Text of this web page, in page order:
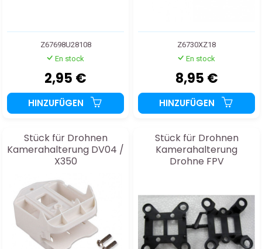
Z67698U28108
En stock
2,95 €
HINZUFÜGEN
Z6730XZ18
En stock
8,95 €
HINZUFÜGEN
Stück für Drohnen
Kamerahalterung DV04 /
X350
Stück für Drohnen
Kamerahalterung
Drohne FPV